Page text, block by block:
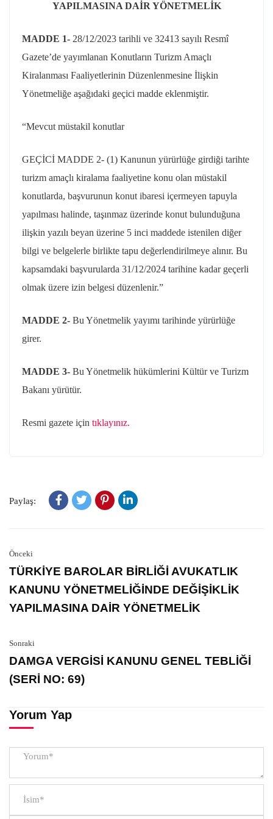
YAPILMASINA DAİR YÖNETMELİK
MADDE 1- 28/12/2023 tarihli ve 32413 sayılı Resmî
Gazete’de yayımlanan Konutların Turizm Amaçlı
Kiralanması Faaliyetlerinin Düzenlenmesine İlişkin
Yönetmeliğe aşağıdaki geçici madde eklenmiştir.
“Mevcut müstakil konutlar
GEÇİCİ MADDE 2- (1) Kanunun yürürlüğe girdiği tarihte
turizm amaçlı kiralama faaliyetine konu olan müstakil
konutlarda, başvurunun konut ibaresi içermeyen tapuyla
yapılması halinde, taşınmaz üzerinde konut bulunduğuna
ilişkin yazılı beyan üzerine 5 inci maddede istenilen diğer
bilgi ve belgelerle birlikte tapu değerlendirilmeye alınır. Bu
kapsamdaki başvurularda 31/12/2024 tarihine kadar geçerli
olmak üzere izin belgesi düzenlenir.”
MADDE 2- Bu Yönetmelik yayımı tarihinde yürürlüğe
girer.
MADDE 3- Bu Yönetmelik hükümlerini Kültür ve Turizm
Bakanı yürütür.
Resmi gazete için tıklayınız.
Paylaş:
Önceki
TÜRKİYE BAROLAR BİRLİĞİ AVUKATLIK
KANUNU YÖNETMELİĞİNDE DEĞİŞİKLİK
YAPILMASINA DAİR YÖNETMELİK
Sonraki
DAMGA VERGİSİ KANUNU GENEL TEBLİĞİ
(SERİ NO: 69)
Yorum Yap